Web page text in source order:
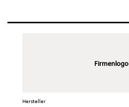
Firmenlogo
Hersteller